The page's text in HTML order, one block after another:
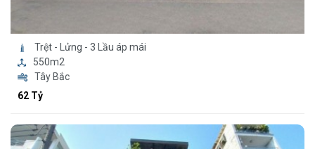
Trệt - Lửng - 3 Lầu áp mái
550m2
Tây Bắc
62 Tỷ